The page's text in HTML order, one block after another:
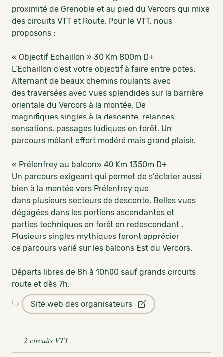
proximité de Grenoble et au pied du Vercors qui mixe
des circuits VTT et Route. Pour le VTT, nous
proposons :
« Objectif Echaillon » 30 Km 800m D+
L’Echaillon c’est votre objectif à faire entre potes.
Alternant de beaux chemins roulants avec
des traversées avec vues splendides sur la barrière
orientale du Vercors à la montée. De
magnifiques singles à la descente, relances,
sensations, passages ludiques en forêt. Un
parcours mêlant effort modéré mais grand plaisir.
« Prélenfrey au balcon» 40 Km 1350m D+
Un parcours exigeant qui permet de s’éclater aussi
bien à la montée vers Prélenfrey que
dans plusieurs secteurs de descente. Belles vues
dégagées dans les portions ascendantes et
parties techniques en forêt en redescendant .
Plusieurs singles mythiques feront apprécier
ce parcours varié sur les balcons Est du Vercors.
Départs libres de 8h à 10h00 sauf grands circuits
route et dès 7h.
Site web des organisateurs
2 circuits VTT